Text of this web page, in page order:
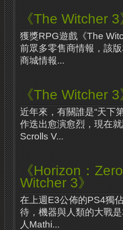
《The Witcher
獲獎RPG遊戲《The
前眾多零售商情報，該
商城情報...
《The Witcher
近年來，有關誰是“天下
作迭出愈演愈烈，現在
Scrolls V...
《Horizon：
Witcher 3》
在上週E3公佈的PS4獨
待，機器與人類的大戰
人Mathi...